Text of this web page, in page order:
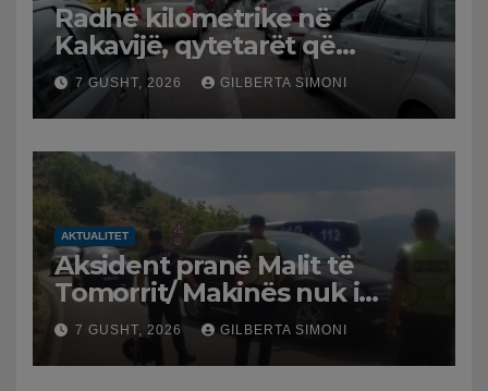
Radhë kilometrike në
Kakavijë, qytetarët që
kthehen në Shqipëri
bllokohen në temperatura të
larta, pala greke punon me
ritme të ngadalta
7 GUSHT, 2026 GILBERTA SIMONI
AKTUALITET
Aksident pranë Malit të
Tomorrit/ Makinës nuk i
punuan frenat dhe doli nga
rruga, plagosen 7 persona,
dy në gjendje të rëndë te
7 GUSHT, 2026 GILBERTA SIMONI